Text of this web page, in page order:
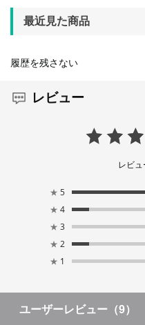
最近見た商品
履歴を残さない
レビュー
レビ
★ 5
★ 4
★ 3
★ 2
★ 1
ユーザーレビュー （9）